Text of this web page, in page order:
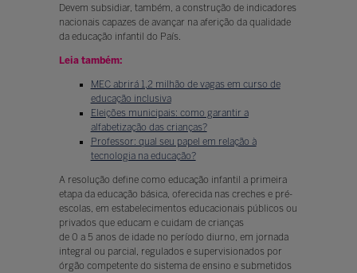
Devem subsidiar, também, a construção de indicadores
nacionais capazes de avançar na aferição da qualidade
da educação infantil do País.
Leia também:
MEC abrirá 1,2 milhão de vagas em curso de
educação inclusiva
Eleições municipais: como garantir a
alfabetização das crianças?
Professor: qual seu papel em relação à
tecnologia na educação?
A resolução define como educação infantil a primeira
etapa da educação básica, oferecida nas creches e pré-
escolas, em estabelecimentos educacionais públicos ou
privados que educam e cuidam de crianças
de 0 a 5 anos de idade no período diurno, em jornada
integral ou parcial, regulados e supervisionados por
órgão competente do sistema de ensino e submetidos